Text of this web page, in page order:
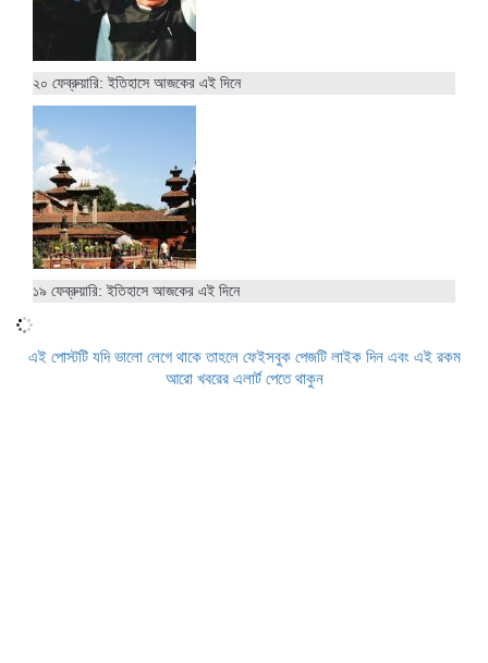
২০ ফেব্রুয়ারি: ইতিহাসে আজকের এই দিনে
১৯ ফেব্রুয়ারি: ইতিহাসে আজকের এই দিনে
এই পোস্টটি যদি ভালো লেগে থাকে তাহলে ফেইসবুক পেজটি লাইক দিন এবং এই রকম
আরো খবরের এলার্ট পেতে থাকুন